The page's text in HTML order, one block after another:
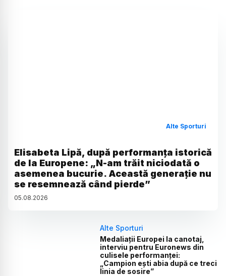
Alte Sporturi
Elisabeta Lipă, după performanța istorică
de la Europene: „N-am trăit niciodată o
asemenea bucurie. Această generație nu
se resemnează când pierde”
05.08.2026
Alte Sporturi
Medaliații Europei la canotaj,
interviu pentru Euronews din
culisele performanței:
„Campion ești abia după ce treci
linia de sosire”